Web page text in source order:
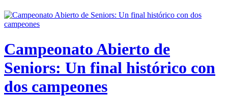
Campeonato Abierto de
Seniors: Un final histórico con
dos campeones